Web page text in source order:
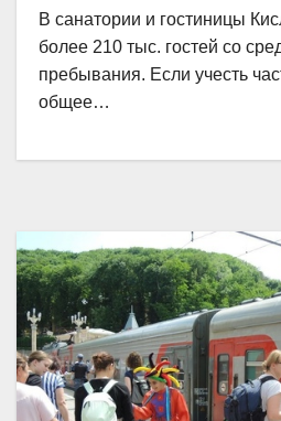
В санатории и гостиницы
более 210 тыс. гостей со
пребывания. Если учесть
общее…